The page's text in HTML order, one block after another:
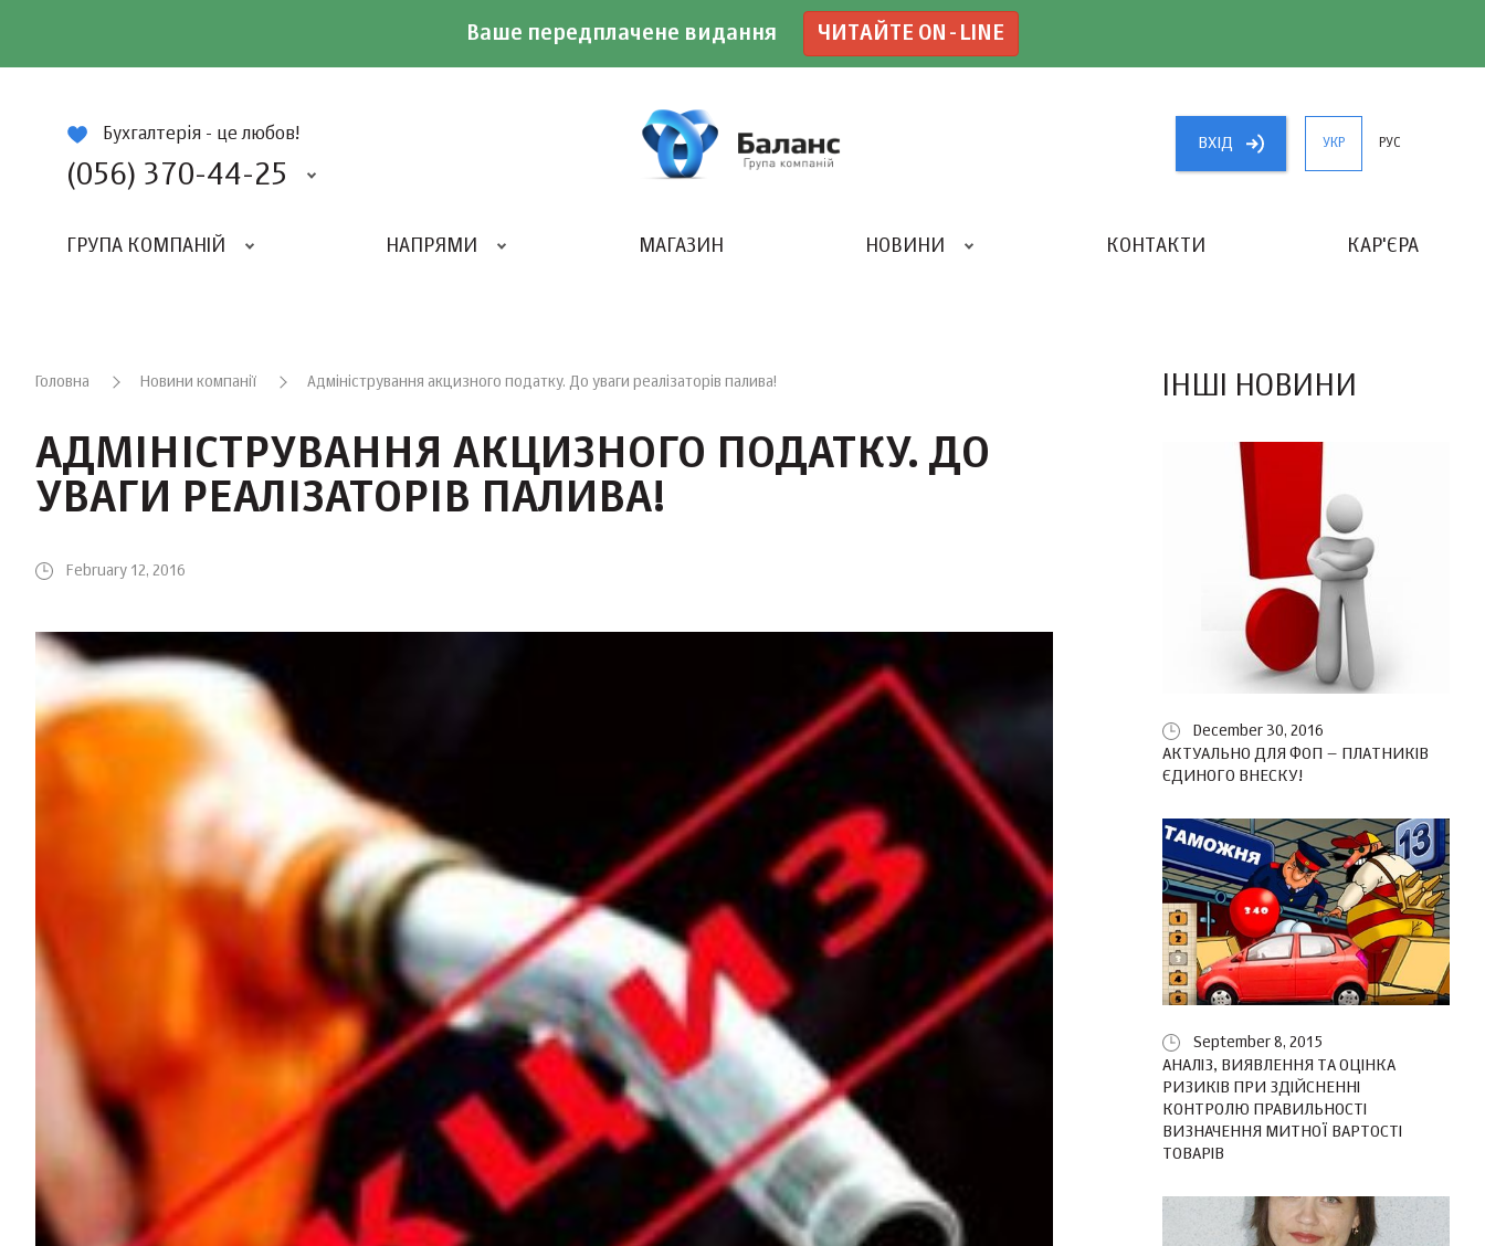
Ваше передплачене видання ЧИТАЙТЕ ON-LINE
Бухгалтерія - це любов!
(056) 370-44-25
ВХIД УКР РУС
ГРУПА КОМПАНІЙ НАПРЯМИ МАГАЗИН НОВИНИ КОНТАКТИ КАР'ЄРА
Головна Новини компанії Адміністрування акцизного податку. До уваги реалізаторів палива!
АДМІНІСТРУВАННЯ АКЦИЗНОГО ПОДАТКУ. ДО
УВАГИ РЕАЛІЗАТОРІВ ПАЛИВА!
February 12, 2016
ІНШІ НОВИНИ
December 30, 2016
АКТУАЛЬНО ДЛЯ ФОП – ПЛАТНИКІВ
ЄДИНОГО ВНЕСКУ!
September 8, 2015
АНАЛІЗ, ВИЯВЛЕННЯ ТА ОЦІНКА
РИЗИКІВ ПРИ ЗДІЙСНЕННІ
КОНТРОЛЮ ПРАВИЛЬНОСТІ
ВИЗНАЧЕННЯ МИТНОЇ ВАРТОСТІ
ТОВАРІВ